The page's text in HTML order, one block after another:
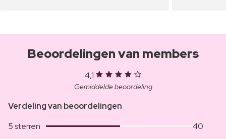
Beoordelingen van members
4,1
Gemiddelde beoordeling
Verdeling van beoordelingen
5 sterren
40